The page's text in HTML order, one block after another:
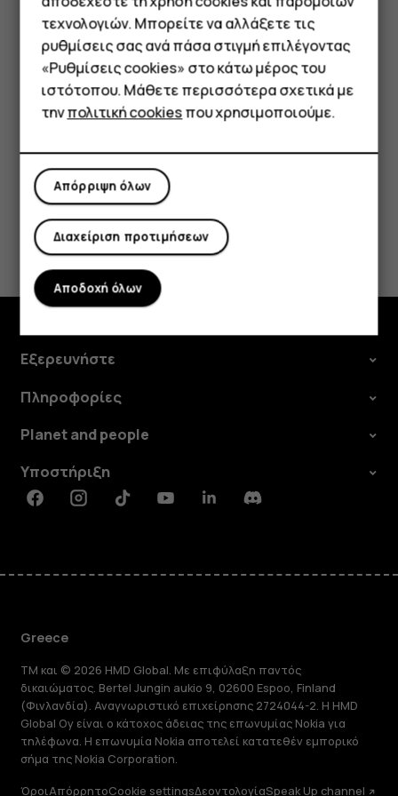
Smartphone
Τηλέφωνα απλής χρήσης
Tablet
Στις
Φωτογραφίες
, πατήστε τη φωτογραφία που
θέλετε να κοινοποιήσετε και, κατόπιν, πατήστε
.
Επιλέξτε με ποιον τρόπο θέλετε να γίνει η
κοινοποίηση της φωτογραφίας ή του βίντεο.
Το βρήκατε χρήσιμο;
Ναι Όχι
Εξερευνήστε
Πληροφορίες
Planet and people
Υποστήριξη
FacebookInstagramTiktokYoutubeLinkedinDiscord
Greece
TM και © 2026 HMD Global. Με επιφύλαξη παντός
δικαιώματος. Bertel Jungin aukio 9, 02600 Espoo, Finland
(Φινλανδία). Αναγνωριστικό επιχείρησης 2724044-2. Η HMD
Global Oy είναι ο κάτοχος άδειας της επωνυμίας Nokia για
τηλέφωνα. Η επωνυμία Nokia αποτελεί κατατεθέν εμπορικό
σήμα της Nokia Corporation.
ΌροιΑπόρρητοCookie settingsΔεοντολογίαSpeak Up channel
τεχνολογιών. Μπορείτε να αλλάξετε τις
ρυθμίσεις σας ανά πάσα στιγμή επιλέγοντας
«Ρυθμίσεις cookies» στο κάτω μέρος του
ιστότοπου. Μάθετε περισσότερα σχετικά με
τηνπολιτική cookiesπου χρησιμοποιούμε.
Απόρριψη όλων
Διαχείριση προτιμήσεων
Αποδοχή όλων